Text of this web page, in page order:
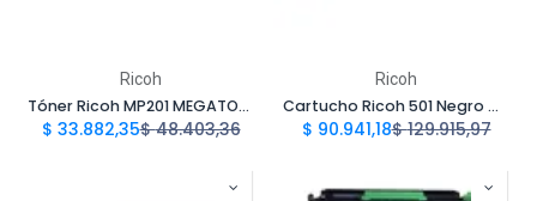
Ricoh
Tóner Ricoh MP201 MEGATONER Genérico Negro 1270D Compatible con Ricoh Aficio 1515 MP151 161 171 201 | Megatoner
$ 33.882,35$48.403,36
Ricoh
Cartucho Ricoh 501 Negro MP501 Compatible con Ricoh SP5300 SP5310 MP501 MP601 | Megatoner
$ 90.941,18$129.915,97